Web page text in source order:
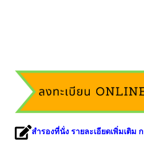
สำรองที่นั่ง รายละเอียดเพิ่มเติม